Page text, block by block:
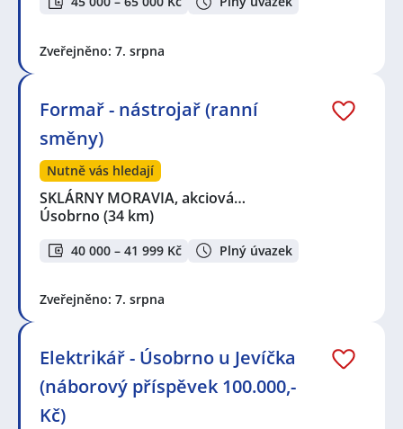
Zveřejněno: 7. srpna
Formař - nástrojař (ranní
směny)
Nutně vás hledají
SKLÁRNY MORAVIA, akciová…
Úsobrno (34 km)
40 000 – 41 999 Kč Plný úvazek
Zveřejněno: 7. srpna
Elektrikář - Úsobrno u Jevíčka
(náborový příspěvek 100.000,-
Kč)